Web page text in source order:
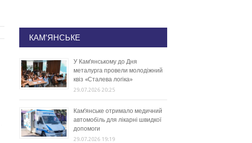
КАМ'ЯНСЬКЕ
У Кам’янському до Дня
металурга провели молодіжний
квіз «Сталева логіка»
29.07.2026 20:25
Кам’янське отримало медичний
автомобіль для лікарні швидкої
допомоги
29.07.2026 19:19